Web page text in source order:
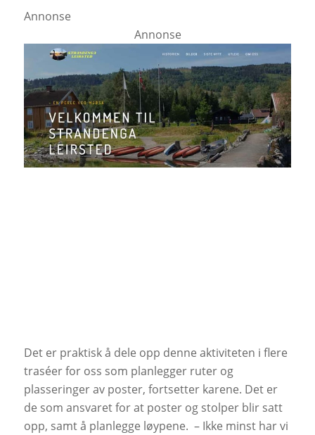
Annonse
Annonse
Det er praktisk å dele opp denne aktiviteten i flere
traséer for oss som planlegger ruter og
plasseringer av poster, fortsetter karene. Det er
de som ansvaret for at poster og stolper blir satt
opp, samt å planlegge løypene. – Ikke minst har vi